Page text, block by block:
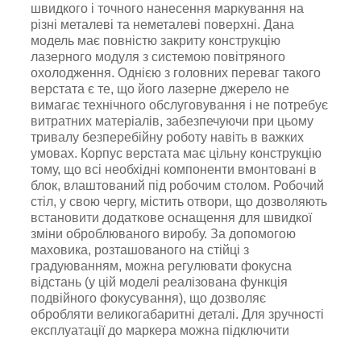
швидкого і точного нанесення маркування на
різні металеві та неметалеві поверхні. Дана
модель має повністю закриту конструкцію
лазерного модуля з системою повітряного
охолодження. Однією з головних переваг такого
верстата є те, що його лазерне джерело не
вимагає технічного обслуговування і не потребує
витратних матеріалів, забезпечуючи при цьому
тривалу безперебійну роботу навіть в важких
умовах. Корпус верстата має цільну конструкцію
тому, що всі необхідні компоненти вмонтовані в
блок, влаштований під робочим столом. Робочий
стіл, у свою чергу, містить отвори, що дозволяють
встановити додаткове оснащення для швидкої
зміни оброблюваного виробу. За допомогою
маховика, розташованого на стійці з
градуюванням, можна регулювати фокусна
відстань (у цій моделі реалізована функція
подвійного фокусування), що дозволяє
обробляти великогабаритні деталі. Для зручності
експлуатації до маркера можна підключити